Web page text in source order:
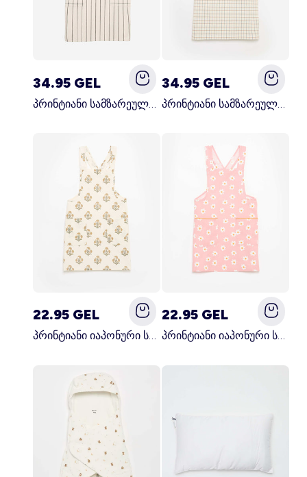
34.95 GEL
პრინტიანი სამზარეულოს წინსაფარი შავი
34.95 GEL
პრინტიანი სამზარეულოს წინსაფარი კრემისფერი
22.95 GEL
პრინტიანი იაპონური სამზარეულოს წინსაფარი მწვანე
22.95 GEL
პრინტიანი იაპონური სამზარეულოს წინსაფარი ვარდისფერი